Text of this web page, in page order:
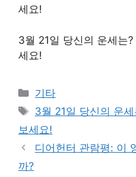
세요!
3월 21일 당신의 운세는
세요!
Categories
기타
Tags
3월 21일 당신의 운
보세요!
디어헌터 관람평: 이
까?